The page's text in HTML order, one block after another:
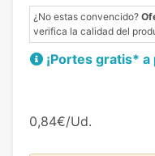
¿No estas convencido?
verifica la calidad del
¡Portes gratis*
0,84€/Ud.